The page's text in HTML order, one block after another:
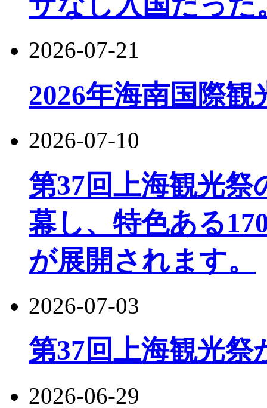
2026-07-21
2026年海南国際
2026-07-10
第37回上海観光
幕し、特色ある
が展開されます。
2026-07-03
第37回上海観光祭
2026-06-29